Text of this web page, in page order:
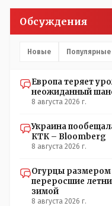
не иначе
передвигаются?
Обсуждения
Новые Популярные
Европа теряет
неожиданный
8 августа 2026 г.
Украина
КТК – Bloomberg
8 августа 2026 г.
Огурцы размером
переросшие
зимой
8 августа 2026 г.